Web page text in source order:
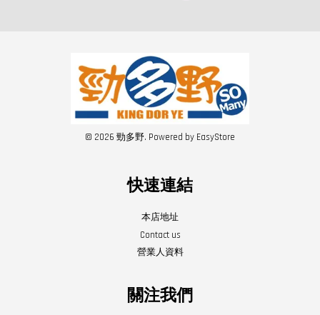
© 2026 勁多野. Powered by EasyStore
快速連結
本店地址
Contact us
營業人資料
關注我們